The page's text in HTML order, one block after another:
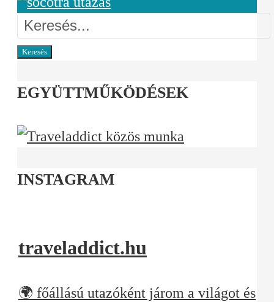
Keresés
EGYÜTTMŰKÖDÉSEK
INSTAGRAM
traveladdict.hu
🌍 főállású utazóként járom a világot és